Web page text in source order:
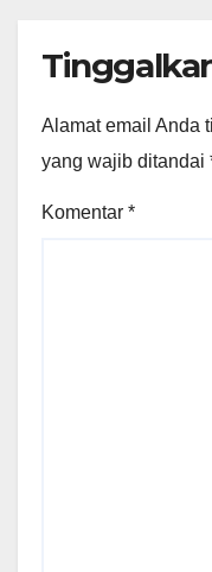
Alamat email Anda
yang wajib ditandai
Komentar *